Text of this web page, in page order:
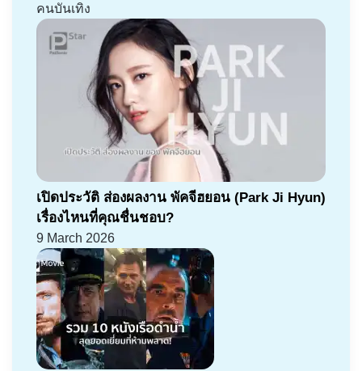
คนบันเทิง
เปิดประวัติ ส่องผลงาน พัคจีฮยอน (Park Ji Hyun)
เรื่องไหนที่คุณชื่นชอบ?
9 March 2026